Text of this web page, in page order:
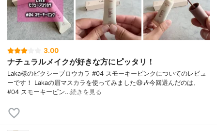
3.00
ナチュラルメイクが好きな方にピッタリ！
Laka様のピクシーブロウカラ #04 スモーキーピンクについてのレビュ
ーです！ Lakaの眉マスカラを使ってみました😃🎶今回選んだのは、
#04 スモーキーピン…続きを見る